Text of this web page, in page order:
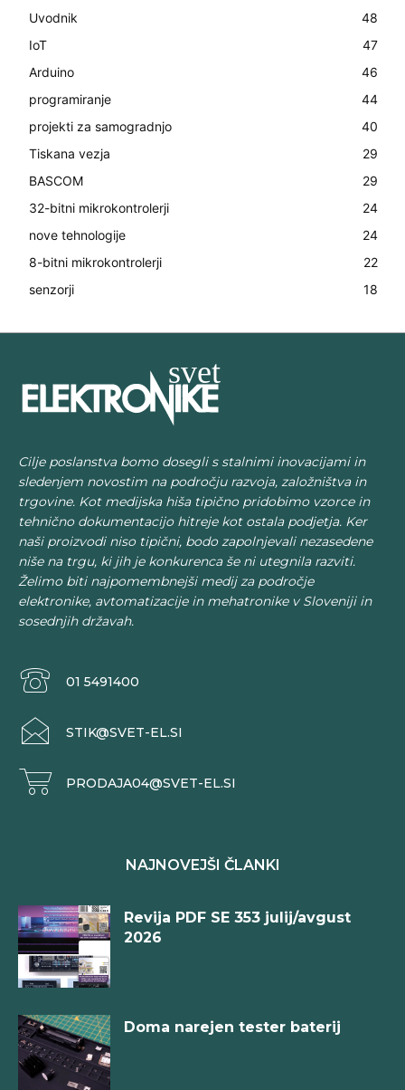
Uvodnik
48
IoT
47
Arduino
46
programiranje
44
projekti za samogradnjo
40
Tiskana vezja
29
BASCOM
29
32-bitni mikrokontrolerji
24
nove tehnologije
24
8-bitni mikrokontrolerji
22
senzorji
18
Cilje poslanstva bomo dosegli s stalnimi inovacijami in
sledenjem novostim na področju razvoja, založništva in
trgovine. Kot medijska hiša tipično pridobimo vzorce in
tehnično dokumentacijo hitreje kot ostala podjetja. Ker
naši proizvodi niso tipični, bodo zapolnjevali nezasedene
niše na trgu, ki jih je konkurenca še ni utegnila razviti.
Želimo biti najpomembnejši medij za področje
elektronike, avtomatizacije in mehatronike v Sloveniji in
sosednjih državah.
01 5491400
STIK@SVET-EL.SI
PRODAJA04@SVET-EL.SI
NAJNOVEJŠI ČLANKI
Revija PDF SE 353 julij/avgust
2026
Doma narejen tester baterij